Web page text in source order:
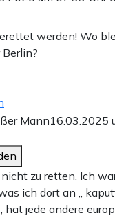
werden! Wo
Mann16.03.2025
zu retten. Ich
ich dort an „
hat jede andere